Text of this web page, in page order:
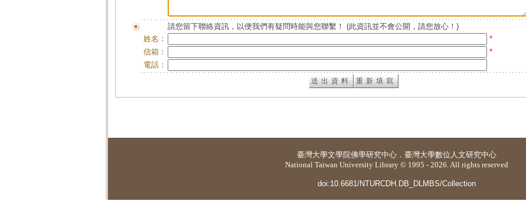
請您留下聯絡資訊，以便我們有疑問時能與您聯繫！ (此資訊並不會公開，請您放心！)
姓名：
*
信箱：
*
電話：
臺灣大學文學院佛學研究中心 ． 臺灣大學數位人文研究中心
National Taiwan University Library © 1995 - 2026. All rights reserved
doi:10.6681/NTURCDH.DB_DLMBS/Collection